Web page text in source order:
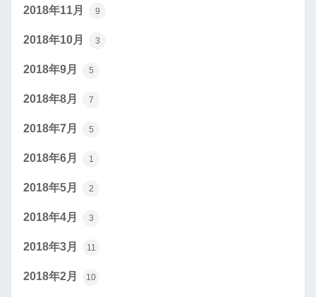
2018年11月 9
2018年10月 3
2018年9月 5
2018年8月 7
2018年7月 5
2018年6月 1
2018年5月 2
2018年4月 3
2018年3月 11
2018年2月 10